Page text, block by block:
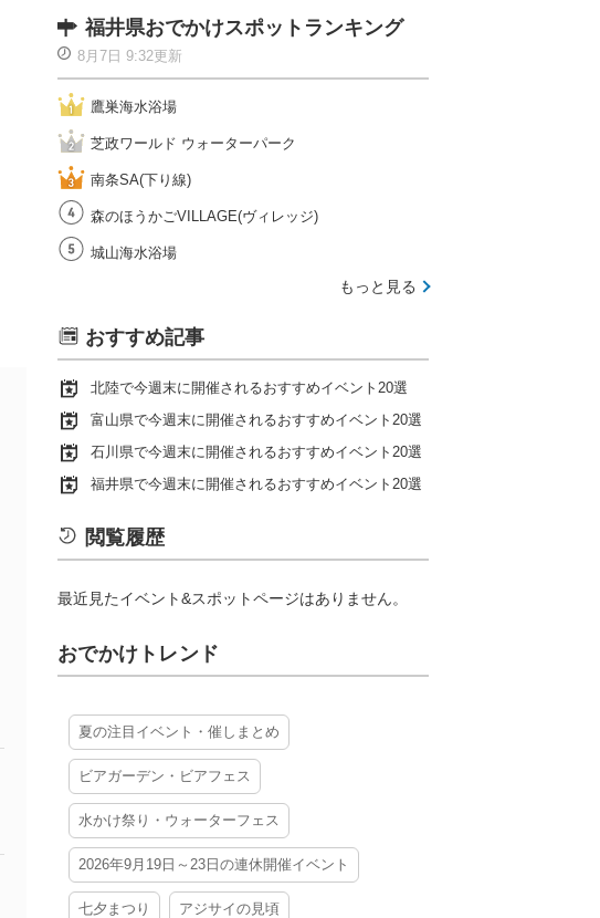
福井県おでかけスポットランキング
8月7日 9:32更新
鷹巣海水浴場
芝政ワールド ウォーターパーク
南条SA(下り線)
森のほうかごVILLAGE(ヴィレッジ)
城山海水浴場
もっと見る
おすすめ記事
北陸で今週末に開催されるおすすめイベント20選
富山県で今週末に開催されるおすすめイベント20選
石川県で今週末に開催されるおすすめイベント20選
福井県で今週末に開催されるおすすめイベント20選
閲覧履歴
最近見たイベント&スポットページはありません。
おでかけトレンド
夏の注目イベント・催しまとめ
ビアガーデン・ビアフェス
水かけ祭り・ウォーターフェス
2026年9月19日～23日の連休開催イベント
七夕まつり アジサイの見頃